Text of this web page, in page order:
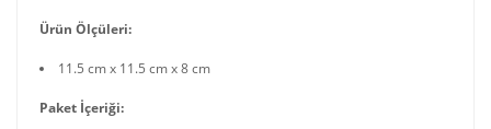
Ürün Ölçüleri:
11.5 cm x 11.5 cm x 8 cm
Paket İçeriği: